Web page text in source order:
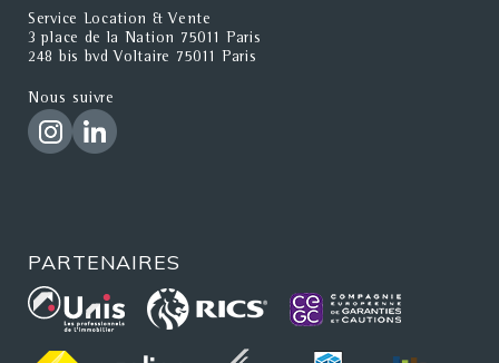
Service Location & Vente
3 place de la Nation 75011 Paris
248 bis bvd Voltaire 75011 Paris
Nous suivre
PARTENAIRES